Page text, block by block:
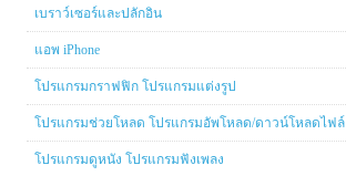
เบราว์เซอร์และปลักอิน
แอพ iPhone
โปรแกรมกราฟฟิก โปรแกรมแต่งรูป
โปรแกรมช่วยโหลด โปรแกรมอัพโหลด/ดาวน์โหลดไฟล์
โปรแกรมดูหนัง โปรแกรมฟังเพลง